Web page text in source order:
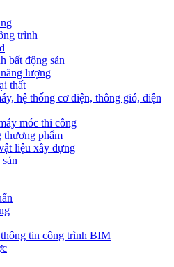
trình
bất động sản
lượng
thất
hệ thống cơ điện, thông gió, điện
móc thi công
thương phẩm
liệu xây dựng
tin công trình BIM